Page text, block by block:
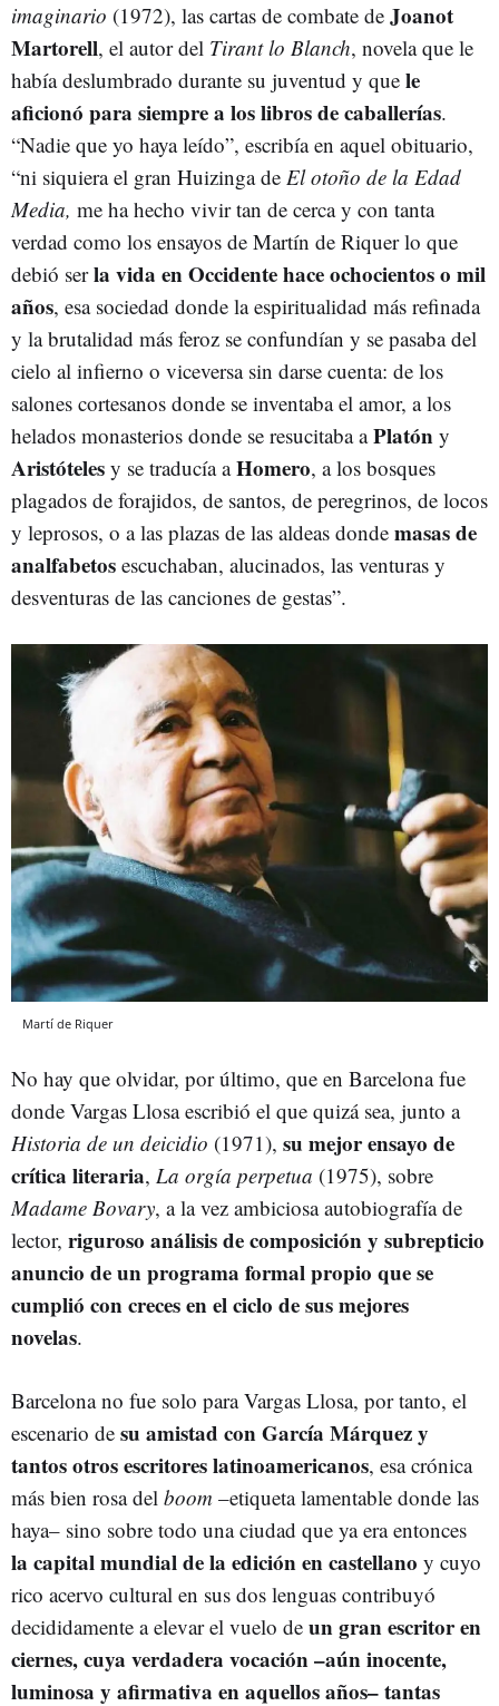
imaginario (1972), las cartas de combate de Joanot
Martorell, el autor del Tirant lo Blanch, novela que le
había deslumbrado durante su juventud y que le
aficionó para siempre a los libros de caballerías.
“Nadie que yo haya leído”, escribía en aquel obituario,
“ni siquiera el gran Huizinga de El otoño de la Edad
Media, me ha hecho vivir tan de cerca y con tanta
verdad como los ensayos de Martín de Riquer lo que
debió serla vida en Occidente hace ochocientos o mil
años, esa sociedad donde la espiritualidad más refinada
y la brutalidad más feroz se confundían y se pasaba del
cielo al infierno o viceversa sin darse cuenta: de los
salones cortesanos donde se inventaba el amor, a los
helados monasterios donde se resucitaba aPlatón y
Aristóteles y se traducía aHomero, a los bosques
plagados de forajidos, de santos, de peregrinos, de locos
y leprosos, o a las plazas de las aldeas donde masas de
analfabetos escuchaban, alucinados, las venturas y
desventuras de las canciones de gestas”.
Martí de Riquer
No hay que olvidar, por último, que en Barcelona fue
donde Vargas Llosa escribió el que quizá sea, junto a
Historia de un deicidio (1971), su mejor ensayo de
crítica literaria, La orgía perpetua (1975), sobre
Madame Bovary, a la vez ambiciosa autobiografía de
lector, riguroso análisis de composición y subrepticio
anuncio de un programa formal propio que se
cumplió con creces en el ciclo de sus mejores
novelas.
Barcelona no fue solo para Vargas Llosa, por tanto, el
escenario de su amistad con García Márquez y
tantos otros escritores latinoamericanos, esa crónica
más bien rosa del boom –etiqueta lamentable donde las
haya– sino sobre todo una ciudad que ya era entonces
la capital mundial de la edición en castellano y cuyo
rico acervo cultural en sus dos lenguas contribuyó
decididamente a elevar el vuelo de un gran escritor en
ciernes, cuya verdadera vocación –aún inocente,
luminosa y afirmativa en aquellos años– tantas